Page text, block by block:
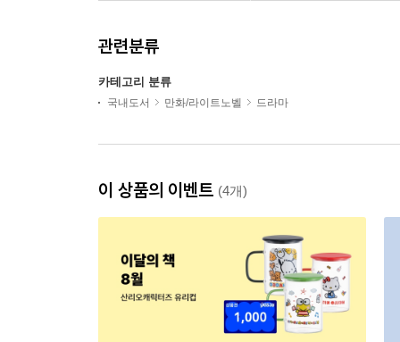
관련분류
카테고리 분류
국내도서 만화/라이트노벨 드라마
이 상품의 이벤트 (4개)